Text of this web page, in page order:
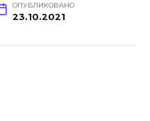
ОПУБЛИКОВАНО
23.10.2021